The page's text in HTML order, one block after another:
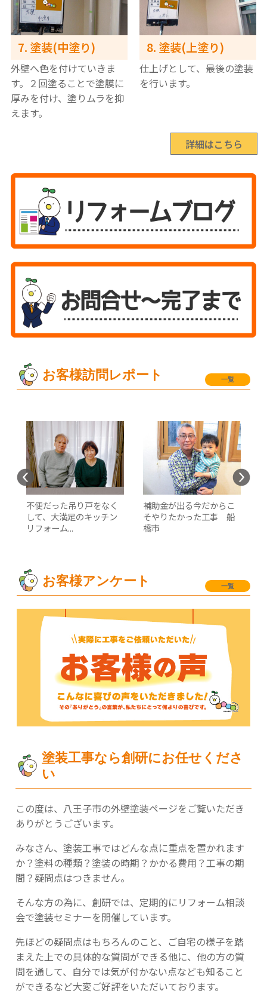
7. 塗装(中塗り)
外壁へ色を付けていきま
す。２回塗ることで塗膜に
厚みを付け、塗りムラを抑
えます。
8. 塗装(上塗り)
仕上げとして、最後の塗装
を行います。
詳細はこちら
お客様訪問レポート 一覧
不便だった吊り戸をなく
して、大満足のキッチン
リフォーム...
補助金が出る今だからこ
そやりたかった工事 船
橋市
お客様アンケート 一覧
塗装工事なら創研にお任せくださ
い
この度は、八王子市の外壁塗装ページをご覧いただき
ありがとうございます。
みなさん、塗装工事ではどんな点に重点を置かれます
か？塗料の種類？塗装の時期？かかる費用？工事の期
間？疑問点はつきません。
そんな方の為に、創研では、定期的にリフォーム相談
会で塗装セミナーを開催しています。
先ほどの疑問点はもちろんのこと、ご自宅の様子を踏
まえた上での具体的な質問ができる他に、他の方の質
問を通して、自分では気が付かない点なども知ること
ができるなど大変ご好評をいただいております。